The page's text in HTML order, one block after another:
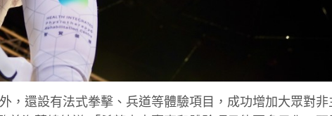
，還設有法式拳擊、兵道等體驗項目，成功增加大眾對非